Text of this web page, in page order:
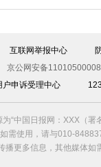
互联网举报中心
京公网安备
申诉受理中心
“中国日报网：XXX（
需使用，请与010-
播更多信息，其他媒体